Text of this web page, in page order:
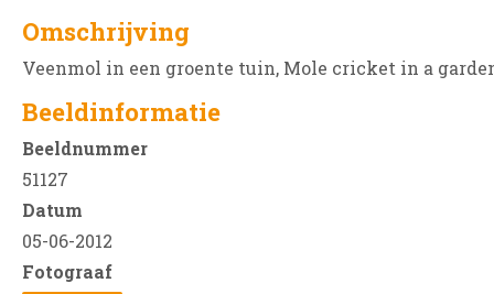
Omschrijving
Veenmol in een groente tuin, Mole cricket in a
Beeldinformatie
Beeldnummer
51127
Datum
05-06-2012
Fotograaf